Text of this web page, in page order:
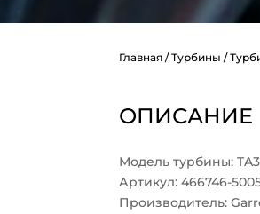
Главная /Турбины /
ОПИСАНИЕ
Модель турбины:
Артикул: 466746-
Производитель: